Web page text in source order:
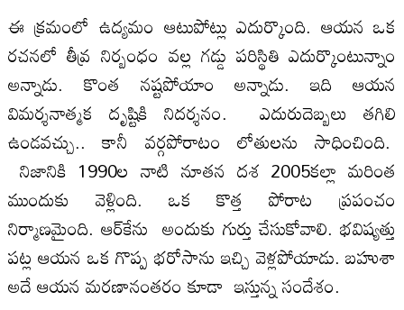
ఈ క్ర‌మంలో ఉద్య‌మం ఆటుపోట్లు ఎదుర్కొంది. ఆయ‌న ఒక
ర‌చ‌న‌లో తీవ్ర నిర్బంధం వ‌ల్ల గ‌డ్డు ప‌రిస్థితి ఎదుర్కొంటున్నాం
అన్నాడు. కొంత న‌ష్ట‌పోయాం అన్నాడు. ఇది ఆయ‌న
విమ‌ర్శ‌నాత్మ‌క దృష్టికి నిద‌ర్శ‌నం. ఎదురుదెబ్బ‌లు త‌గిలి
ఉండ‌వ‌చ్చు.. కానీ వ‌ర్గ‌పోరాటం లోతుల‌ను సాధించింది.
నిజానికి 1990ల నాటి నూత‌న ద‌శ 2005క‌ల్లా మ‌రింత
ముందుకు వెళ్లింది. ఒక కొత్త పోరాట ప్ర‌పంచం
నిర్మాణ‌మైంది. ఆర్‌కేను అందుకు గుర్తు చేసుకోవాలి. భ‌విష్య‌త్తు
ప‌ట్ల ఆయ‌న ఒక గొప్ప భ‌రోసాను ఇచ్చి వెళ్ల‌పోయాడు. బ‌హుశా
అదే ఆయ‌న మ‌ర‌ణానంత‌రం కూడా ఇస్తున్న సందేశం.